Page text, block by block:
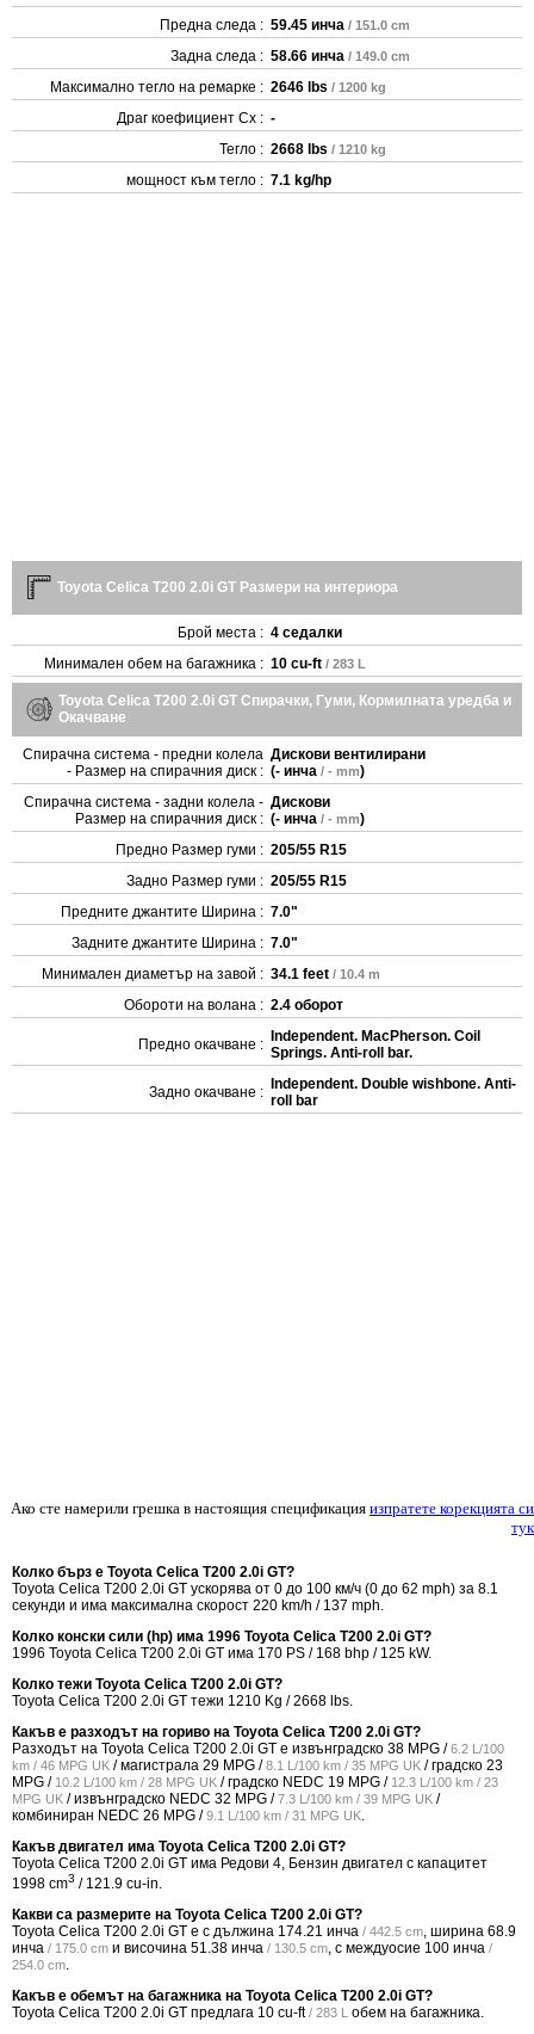
Предна следа : 59.45 инча / 151.0 cm
Задна следа : 58.66 инча / 149.0 cm
Максимално тегло на ремарке : 2646 lbs / 1200 kg
Драг коефициент Cx : -
Тегло : 2668 lbs / 1210 kg
мощност към тегло : 7.1 kg/hp
Toyota Celica T200 2.0i GT Размери на интериора
Брой места : 4 седалки
Минимален обем на багажника : 10 cu-ft / 283 L
Toyota Celica T200 2.0i GT Спирачки, Гуми, Кормилната уредба и
Окачване
Спирачна система - предни колела
- Размер на спирачния диск :
Дискови вентилирани
(- инча / - mm)
Спирачна система - задни колела -
Размер на спирачния диск :
Дискови
(- инча / - mm)
Предно Размер гуми : 205/55 R15
Задно Размер гуми : 205/55 R15
Предните джантите Ширина : 7.0"
Задните джантите Ширина : 7.0"
Минимален диаметър на завой : 34.1 feet / 10.4 m
Oбороти на волана : 2.4 оборот
Предно окачване : Independent. MacPherson. Coil
Springs. Anti-roll bar.
Задно окачване : Independent. Double wishbone. Anti-
roll bar
Ако сте намерили грешка в настоящия спецификация изпратете корекцията си
тук
Колко бърз е Toyota Celica T200 2.0i GT?
Toyota Celica T200 2.0i GT ускорява от 0 до 100 км/ч (0 до 62 mph) за 8.1
секунди и има максимална скорост 220 km/h / 137 mph.
Колко конски сили (hp) има 1996 Toyota Celica T200 2.0i GT?
1996 Toyota Celica T200 2.0i GT има 170 PS / 168 bhp / 125 kW.
Колко тежи Toyota Celica T200 2.0i GT?
Toyota Celica T200 2.0i GT тежи 1210 Kg / 2668 lbs.
Какъв е разходът на гориво на Toyota Celica T200 2.0i GT?
Разходът на Toyota Celica T200 2.0i GT е извънградско 38 MPG /6.2 L/100
km / 46 MPG UK / магистрала 29 MPG /8.1 L/100 km / 35 MPG UK / градско 23
MPG / 10.2 L/100 km / 28 MPG UK / градско NEDC 19 MPG / 12.3 L/100 km / 23
MPG UK / извънградско NEDC 32 MPG /7.3 L/100 km / 39 MPG UK /
комбиниран NEDC 26 MPG /9.1 L/100 km / 31 MPG UK
Какъв двигател има Toyota Celica T200 2.0i GT?
Toyota Celica T200 2.0i GT има Редови 4, Бензин двигател с капацитет
1998 cm3 / 121.9 cu-in.
Какви са размерите на Toyota Celica T200 2.0i GT?
Toyota Celica T200 2.0i GT е с дължина 174.21 инча / 442.5 cm , ширина 68.9
инча / 175.0 cm и височина 51.38 инча / 130.5 cm , с междуосие 100 инча /
254.0 cm
Какъв е обемът на багажника на Toyota Celica T200 2.0i GT?
Toyota Celica T200 2.0i GT предлага 10 cu-ft / 283 L обем на багажника.